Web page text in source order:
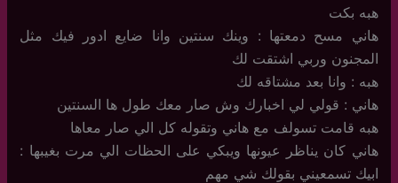
هبه بكت
هاني مسح دمعتها : وينك سنتين وانا ضايع ادور فيك مثل
المجنون وربي اشتقت لك
هبه : وانا بعد مشتاقه لك
هاني : قولي لي اخبارك وش صار معك طول ها السنتين
هبه قامت تسولف مع هاني وتقوله كل الي صار معاها
هاني كان يناظر عيونها ويبكي على الحظات الي مرت بغيبها :
ابيك تسمعيني بقولك شي مهم